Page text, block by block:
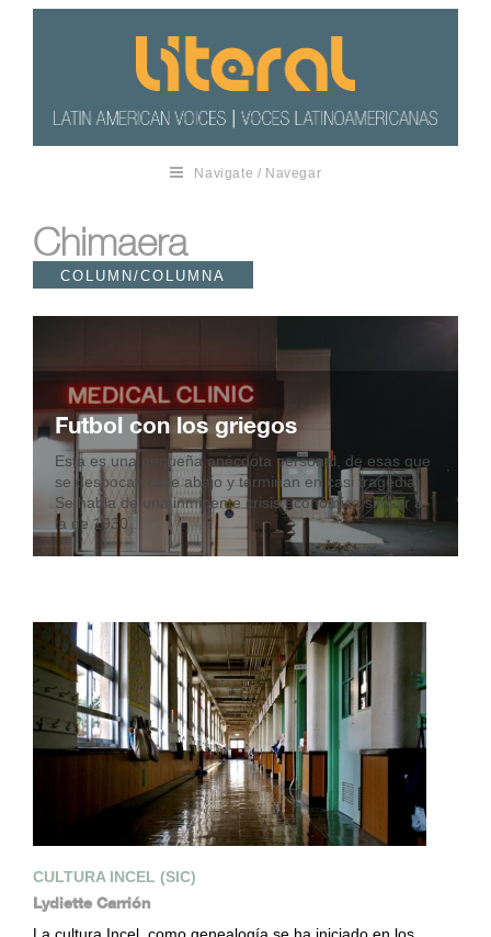
Navigate / Navegar
Chimaera
COLUMN/COLUMNA
Futbol con los griegos
Esta es una pequeña anécdota personal, de esas que
se desbocan calle abajo y terminan en casi tragedia.
Se habla de una inminente crisis económica similar a
la de 1930…
CULTURA INCEL (SIC)
Lydiette Carrión
La cultura Incel, como genealogía se ha iniciado en los